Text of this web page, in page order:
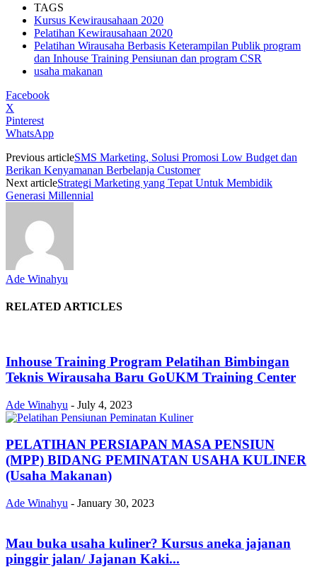
TAGS
Kursus Kewirausahaan 2020
Pelatihan Kewirausahaan 2020
Pelatihan Wirausaha Berbasis Keterampilan Publik program
dan Inhouse Training Pensiunan dan program CSR
usaha makanan
Facebook
X
Pinterest
WhatsApp
Previous articleSMS Marketing, Solusi Promosi Low Budget dan
Berikan Kenyamanan Berbelanja Customer
Next articleStrategi Marketing yang Tepat Untuk Membidik
Generasi Millennial
Ade Winahyu
RELATED ARTICLES
Inhouse Training Program Pelatihan Bimbingan
Teknis Wirausaha Baru GoUKM Training Center
Ade Winahyu - July 4, 2023
PELATIHAN PERSIAPAN MASA PENSIUN
(MPP) BIDANG PEMINATAN USAHA KULINER
(Usaha Makanan)
Ade Winahyu - January 30, 2023
Mau buka usaha kuliner? Kursus aneka jajanan
pinggir jalan/ Jajanan Kaki...